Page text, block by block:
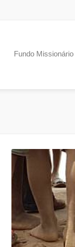
Fundo Missionário